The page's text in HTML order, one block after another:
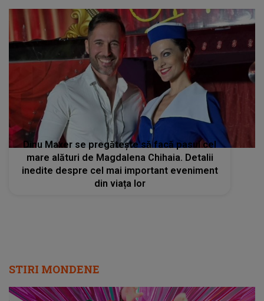
Dinu Maxer se pregăteşte să facă pasul cel
mare alături de Magdalena Chihaia. Detalii
inedite despre cel mai important eveniment
din viața lor
STIRI MONDENE